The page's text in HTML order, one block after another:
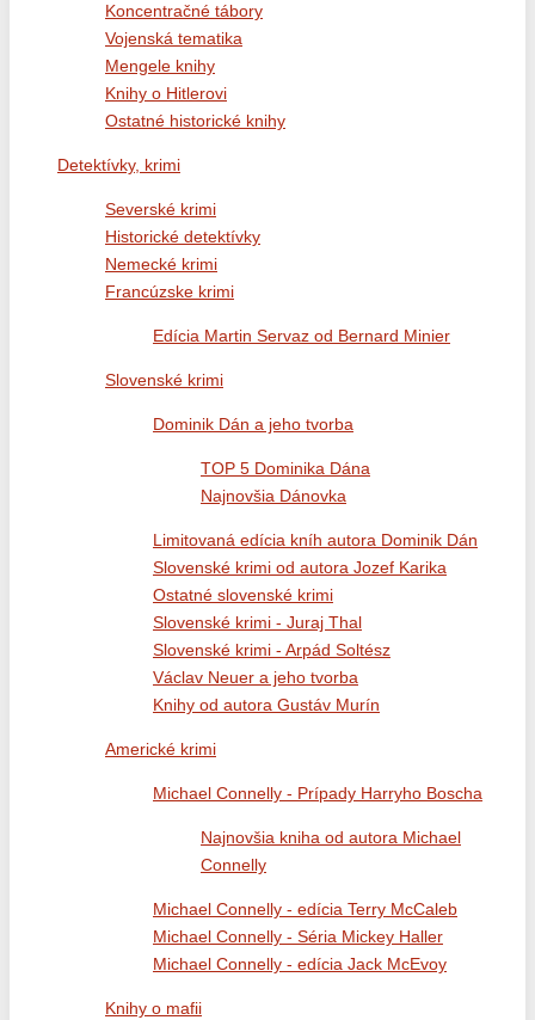
Koncentračné tábory
Vojenská tematika
Mengele knihy
Knihy o Hitlerovi
Ostatné historické knihy
Detektívky, krimi
Severské krimi
Historické detektívky
Nemecké krimi
Francúzske krimi
Edícia Martin Servaz od Bernard Minier
Slovenské krimi
Dominik Dán a jeho tvorba
TOP 5 Dominika Dána
Najnovšia Dánovka
Limitovaná edícia kníh autora Dominik Dán
Slovenské krimi od autora Jozef Karika
Ostatné slovenské krimi
Slovenské krimi - Juraj Thal
Slovenské krimi - Arpád Soltész
Václav Neuer a jeho tvorba
Knihy od autora Gustáv Murín
Americké krimi
Michael Connelly - Prípady Harryho Boscha
Najnovšia kniha od autora Michael
Connelly
Michael Connelly - edícia Terry McCaleb
Michael Connelly - Séria Mickey Haller
Michael Connelly - edícia Jack McEvoy
Knihy o mafii